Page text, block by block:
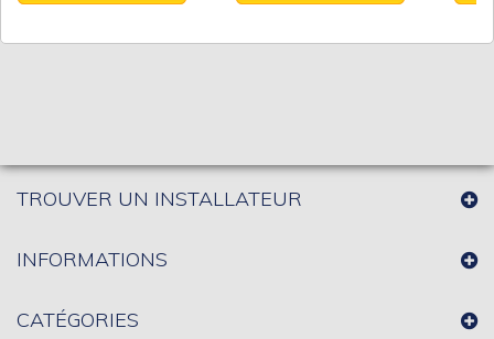
TROUVER UN INSTALLATEUR
INFORMATIONS
CATÉGORIES